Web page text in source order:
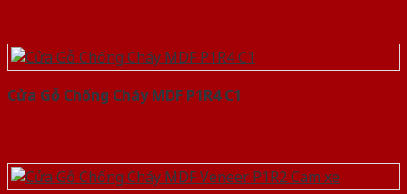
Cửa Gỗ Chống Cháy MDF P1R4 C1